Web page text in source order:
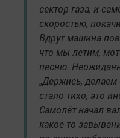
сектор газа, и
скоростью,
Вдруг машина
что мы летим,
песню.
„Держись,
стало тихо, это
Самолёт начал
какое-то